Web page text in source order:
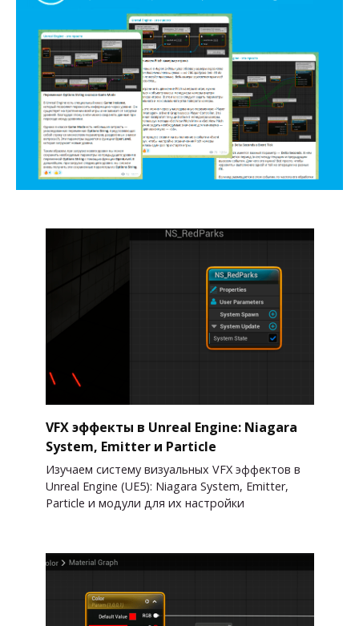
VFX эффекты в Unreal Engine: Niagara
System, Emitter и Particle
Изучаем систему визуальных VFX эффектов в
Unreal Engine (UE5): Niagara System, Emitter,
Particle и модули для их настройки